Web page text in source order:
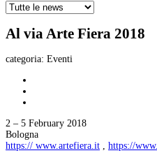
Al via Arte Fiera 2018
categoria: Eventi
2 – 5 February 2018
Bologna
https:// www.artefiera.it
https://